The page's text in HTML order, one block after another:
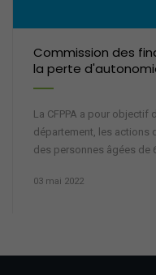
Commission des
la perte
La CFPPA a pour
département, les actions
des personnes âgées de
03 mai 2022